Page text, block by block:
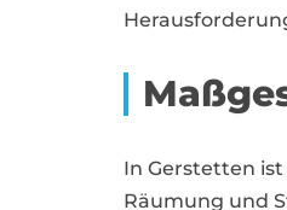
In Gerstetten
Räumung und